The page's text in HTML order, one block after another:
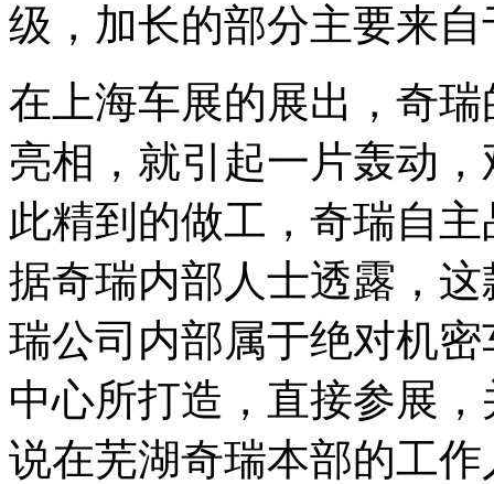
级，加长的部分主要来
在上海车展的展出，奇
亮相，就引起一片轰动
此精到的做工，奇瑞自
据奇瑞内部人士透露，
瑞公司内部属于绝对机
中心所打造，直接参展
说在芜湖奇瑞本部的工